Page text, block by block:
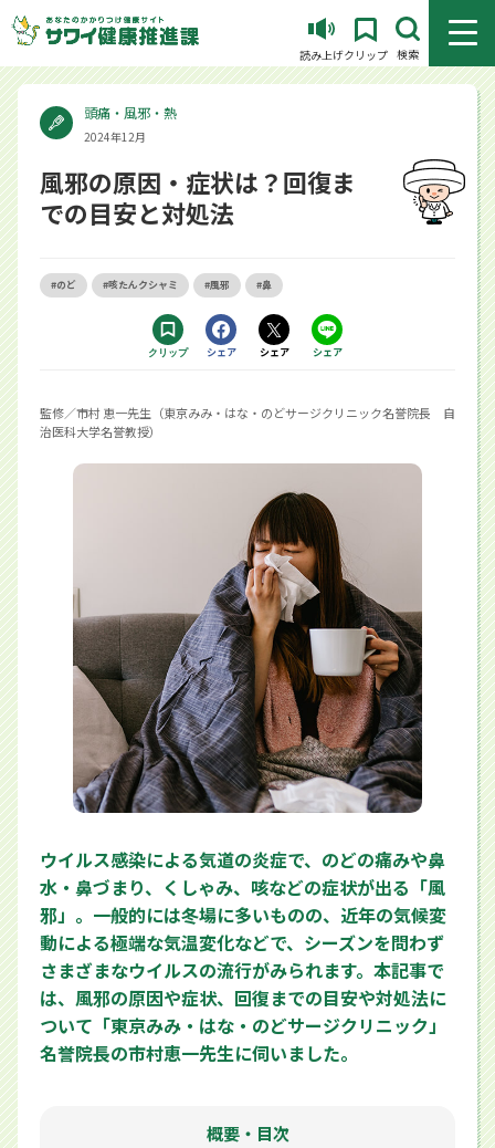
読み上げクリップ 検索 メニ
頭痛・風邪・熱
2024年12月
風邪の原因・症状は？回復ま
での目安と対処法
#のど #咳たんクシャミ #風邪 #鼻
クリップ Facebookで
シェア
Xで
シェア
LINEで
シェア
監修／市村 恵一先生（東京みみ・はな・のどサージクリニック名誉院長 自
治医科大学名誉教授）
ウイルス感染による気道の炎症で、のどの痛みや鼻
水・鼻づまり、くしゃみ、咳などの症状が出る「風
邪」。一般的には冬場に多いものの、近年の気候変
動による極端な気温変化などで、シーズンを問わず
さまざまなウイルスの流行がみられます。本記事で
は、風邪の原因や症状、回復までの目安や対処法に
ついて「東京みみ・はな・のどサージクリニック」
名誉院長の市村恵一先生に伺いました。
概要・目次